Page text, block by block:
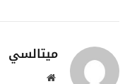
ميتالسي
موقع